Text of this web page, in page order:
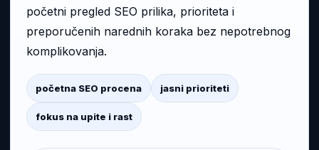
početni pregled SEO prilika, prioriteta i
preporučenih narednih koraka bez nepotrebnog
komplikovanja.
početna SEO procena jasni prioriteti
fokus na upite i rast